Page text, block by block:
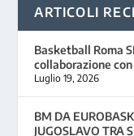
ARTICOLI
Basketball Roma
collaborazione
Luglio 19, 2026
BM DA
JUGOSLAVO TRA